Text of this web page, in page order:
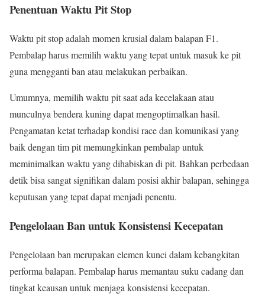
Penentuan Waktu Pit Stop
Waktu pit stop adalah momen krusial dalam balapan F1.
Pembalap harus memilih waktu yang tepat untuk masuk ke pit
guna mengganti ban atau melakukan perbaikan.
Umumnya, memilih waktu pit saat ada kecelakaan atau
munculnya bendera kuning dapat mengoptimalkan hasil.
Pengamatan ketat terhadap kondisi race dan komunikasi yang
baik dengan tim pit memungkinkan pembalap untuk
meminimalkan waktu yang dihabiskan di pit. Bahkan perbedaan
detik bisa sangat signifikan dalam posisi akhir balapan, sehingga
keputusan yang tepat dapat menjadi penentu.
Pengelolaan Ban untuk Konsistensi Kecepatan
Pengelolaan ban merupakan elemen kunci dalam kebangkitan
performa balapan. Pembalap harus memantau suku cadang dan
tingkat keausan untuk menjaga konsistensi kecepatan.